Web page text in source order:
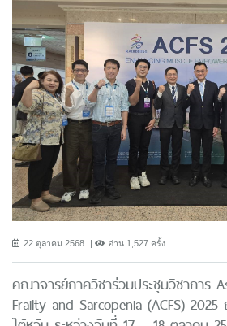
22 ตุลาคม 2568 อ่าน 1,527 ครั้ง
คณาจารย์ภาควิชาร่วมประชุมวิชาการ
Frailty and Sarcopenia (ACFS)